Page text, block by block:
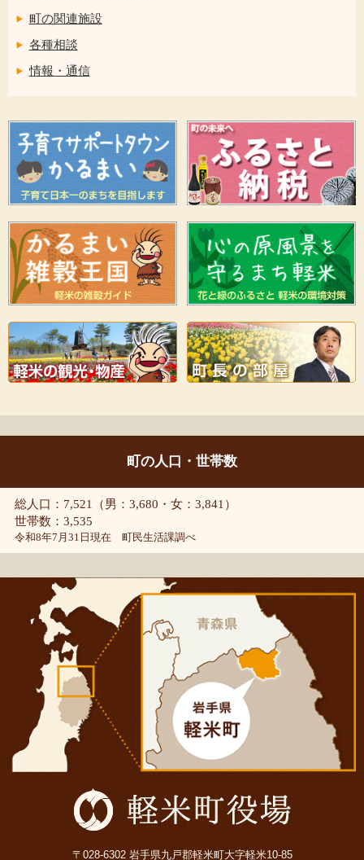
町の関連施設
各種相談
情報・通信
町の人口・世帯数
総人口：7,521（男：3,680・女：3,841）
世帯数：3,535
令和8年7月31日現在 町民生活課調べ
〒028-6302 岩手県九戸郡軽米町大字軽米10-85